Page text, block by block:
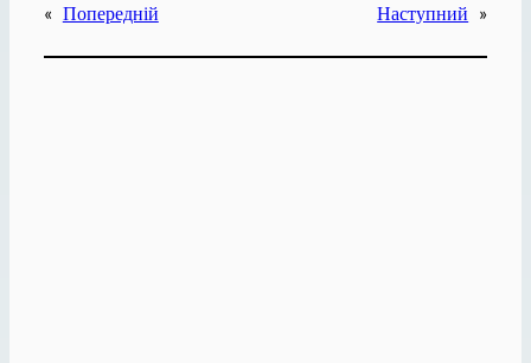
« Попередній Наступний »